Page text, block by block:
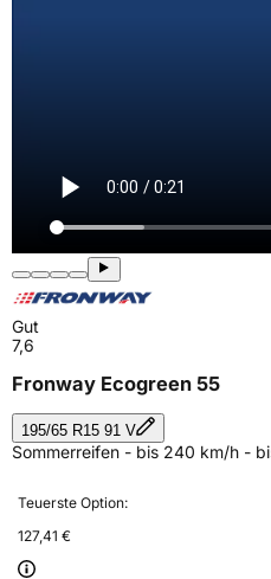
Gut
7,6
Fronway Ecogreen 55
195/65 R15 91 V
Sommerreifen - bis 240 km/h -
Teuerste Option:
127,41 €